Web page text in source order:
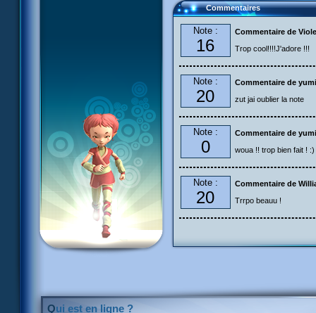
Commentaires
Note :
16
Commentaire de
Trop cool!!!!J'adore !!!
Note :
20
Commentaire de
zut jai oublier la note
Note :
0
Commentaire de
woua !! trop bien fait ! :)
Note :
20
Commentaire de
Trrpo beauu !
Qui est en ligne ?